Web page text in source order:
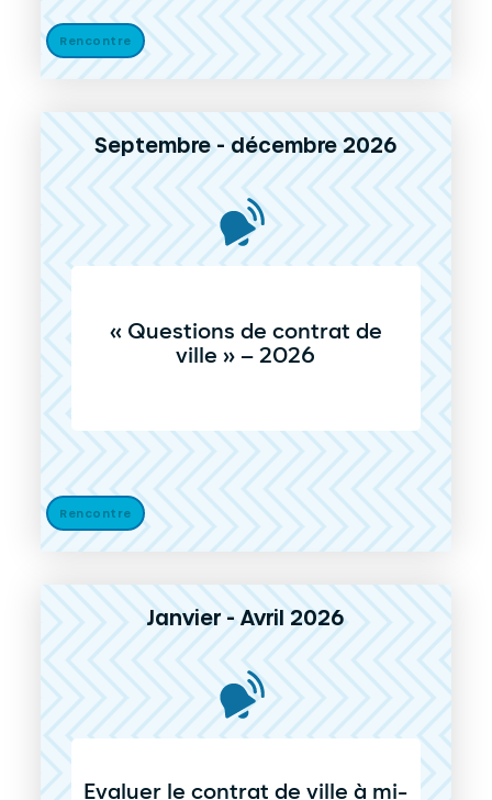
Rencontre
Septembre - décembre 2026
« Questions de contrat de
ville » – 2026
Rencontre
Janvier - Avril 2026
Evaluer le contrat de ville à mi-